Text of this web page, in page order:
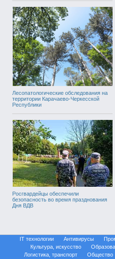
Лесопатологические обследования на
территории Карачаево-Черкесской
Республики
Росгвардейцы обеспечили
безопасность во время празднования
Дня ВДВ
IT технологии Антивирусы
Культура, искусство
Логистика, транспорт
Общество